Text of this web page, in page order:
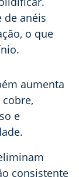
de anéis
o que
aumenta
e
consistente